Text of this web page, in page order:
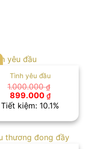
Tình yêu đầu
1.000.000₫
Giá
gốc
là:
899.000 ₫Giá
hiện
tại
899.000
Tiết kiệm: 10.1%